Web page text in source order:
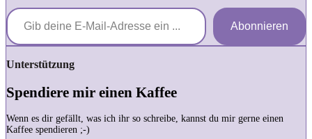
Gib deine E-Mail-Adresse ein ...
Abonnieren
Unterstützung
Spendiere mir einen Kaffee
Wenn es dir gefällt, was ich ihr so schreibe, kannst du mir gerne einen
Kaffee spendieren ;-)